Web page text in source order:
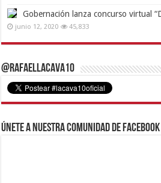
Gobernación lanza concurso virtual
junio 12, 2020 45,833
@RafaelLacava10
Únete a nuestra comunidad de Facebook